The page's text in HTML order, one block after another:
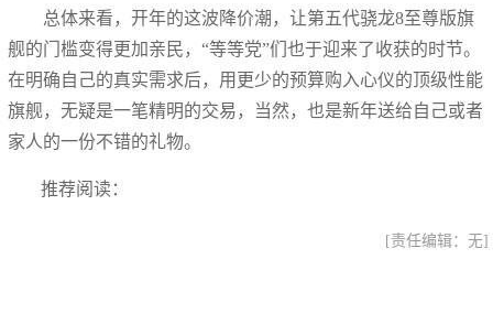
总体来看，开年的这波降价潮，让第五代骁龙8至尊版旗
舰的门槛变得更加亲民，“等等党”们也于迎来了收获的时节。
在明确自己的真实需求后，用更少的预算购入心仪的顶级性能
旗舰，无疑是一笔精明的交易，当然，也是新年送给自己或者
家人的一份不错的礼物。
推荐阅读：
[责任编辑：无]